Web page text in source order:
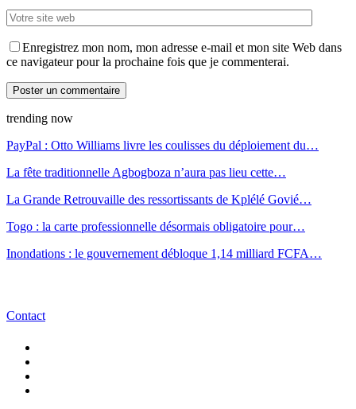
Enregistrez mon nom, mon adresse e-mail et mon site Web dans
ce navigateur pour la prochaine fois que je commenterai.
trending now
PayPal : Otto Williams livre les coulisses du déploiement du…
La fête traditionnelle Agbogboza n’aura pas lieu cette…
La Grande Retrouvaille des ressortissants de Kplélé Govié…
Togo : la carte professionnelle désormais obligatoire pour…
Inondations : le gouvernement débloque 1,14 milliard FCFA…
Contact